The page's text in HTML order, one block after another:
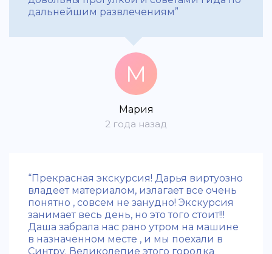
дальнейшим развлечениям”
М
Мария
2 года назад
“Прекрасная экскурсия! Дарья виртуозно
владеет материалом, излагает все очень
понятно , совсем не занудно! Экскурсия
занимает весь день, но это того стоит!!!
Даша забрала нас рано утром на машине
в назначенном месте , и мы поехали в
Синтру. Великолепие этого городка